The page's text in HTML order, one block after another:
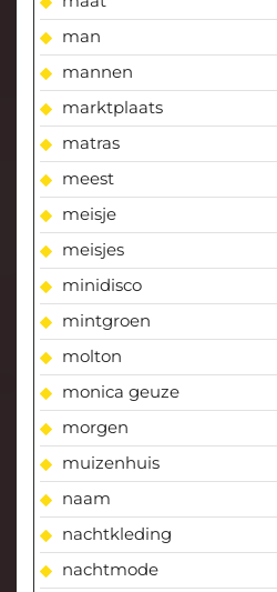
man
mannen
marktplaats
matras
meest
meisje
meisjes
minidisco
mintgroen
molton
monica geuze
morgen
muizenhuis
naam
nachtkleding
nachtmode